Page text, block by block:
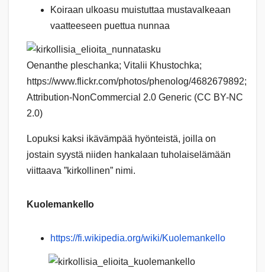
Koiraan ulkoasu muistuttaa mustavalkeaan
vaatteeseen puettua nunnaa
Oenanthe pleschanka; Vitalii Khustochka;
https://www.flickr.com/photos/phenolog/4682679892;
Attribution-NonCommercial 2.0 Generic (CC BY-NC
2.0)
Lopuksi kaksi ikävämpää hyönteistä, joilla on
jostain syystä niiden hankalaan tuholaiselämään
viittaava ”kirkollinen” nimi.
Kuolemankello
https://fi.wikipedia.org/wiki/Kuolemankello